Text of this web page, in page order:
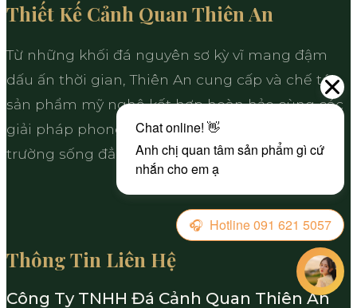
Thiết Kế Cảnh Quan Thiên An
Từ những khối đá nguyên sơ kỳ vĩ mang đậm
dấu ấn thời gian, Thiên An cung cấp và chế tác
sản phẩm mỹ nghệ kết hợp hoàn hảo cùng các
giải pháp phong thủy hoàn mỹ, kiến tạo môi
trường sống đẳng cấp cho kiến trúc Việt.
Thông Tin Liên Hệ
Công Ty TNHH Đá Cảnh Quan Thiên An